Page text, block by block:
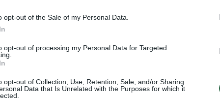
opt-out of the Sale of my Personal Data.
opt-out of processing my Personal Data for Targeted
opt-out of Collection, Use, Retention, Sale, and/or Sharing
Data that Is Unrelated with the Purposes for which it
važiavimo varžybos, kurių prizinis
loterijoje buvo galima laimėti net
vyksiančią Kauno rajone,
kolona iš prekybos miestelio „Urmas“